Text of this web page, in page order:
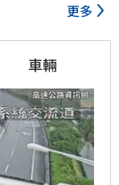
更多
車輛